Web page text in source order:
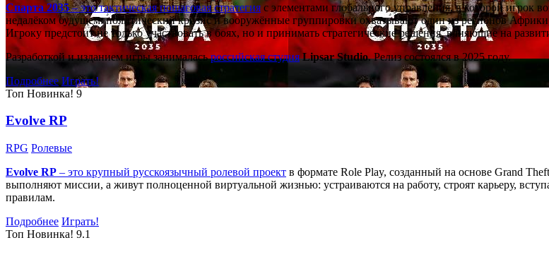
Спарта 2035– это тактическаяпошаговая стратегияс элементами глобального управления, в которой игрок
недалёком будущем: политический кризис и вооружённые группировки охватывают один из регионов
Игроку предстоит не только участвовать в боях, но и принимать стратегические решения, влияющие на
Разработкой и изданием игры занималасьроссийская студия Lipsar Studio. Релиз состоялся в 2025 году.
Подробнее Играть!
Топ Новинка! 9
Evolve RP
RPG Ролевые
Evolve RP – это крупный русскоязычный ролевой проект в формате Role Play, созданный на основе Grand
выполняют миссии, а живут полноценной виртуальной жизнью: устраиваются на работу, строят карьеру,
правилам.
Подробнее Играть!
Топ Новинка! 9.1